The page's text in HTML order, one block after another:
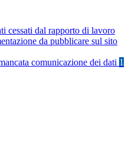
cessati dal rapporto di lavoro
da pubblicare sul sito
comunicazione dei dati 1